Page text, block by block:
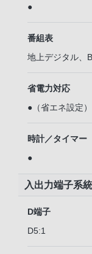
●
番組表
地上デジタル、
省電力対応
●（省エネ設定）
時計／タイマー
●
入出力端子系
D端子
D5:1